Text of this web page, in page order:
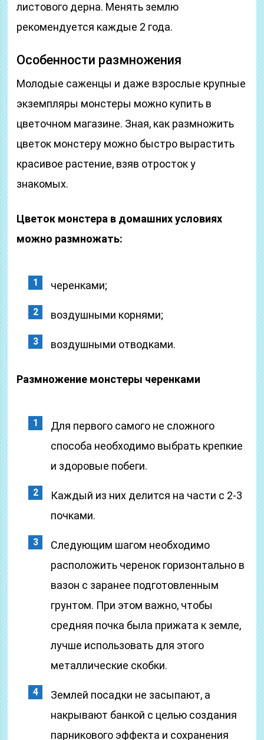
листового дерна. Менять землю
рекомендуется каждые 2 года.
Особенности размножения
Молодые саженцы и даже взрослые крупные
экземпляры монстеры можно купить в
цветочном магазине. Зная, как размножить
цветок монстеру можно быстро вырастить
красивое растение, взяв отросток у
знакомых.
Цветок монстера в домашних условиях
можно размножать:
черенками;
воздушными корнями;
воздушными отводками.
Размножение монстеры черенками
Для первого самого не сложного
способа необходимо выбрать крепкие
и здоровые побеги.
Каждый из них делится на части с 2-3
почками.
Следующим шагом необходимо
расположить черенок горизонтально в
вазон с заранее подготовленным
грунтом. При этом важно, чтобы
средняя почка была прижата к земле,
лучше использовать для этого
металлические скобки.
Землей посадки не засыпают, а
накрывают банкой с целью создания
парникового эффекта и сохранения